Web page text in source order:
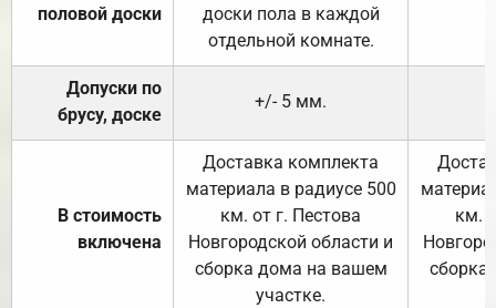
половой доски
доски пола в каждой
отдельной комнате.
Допуски по
брусу, доске
+/- 5 мм.
В стоимость
включена
Доставка комплекта
материала в радиусе 500
км. от г. Пестова
Новгородской области и
сборка дома на вашем
участке.
км.